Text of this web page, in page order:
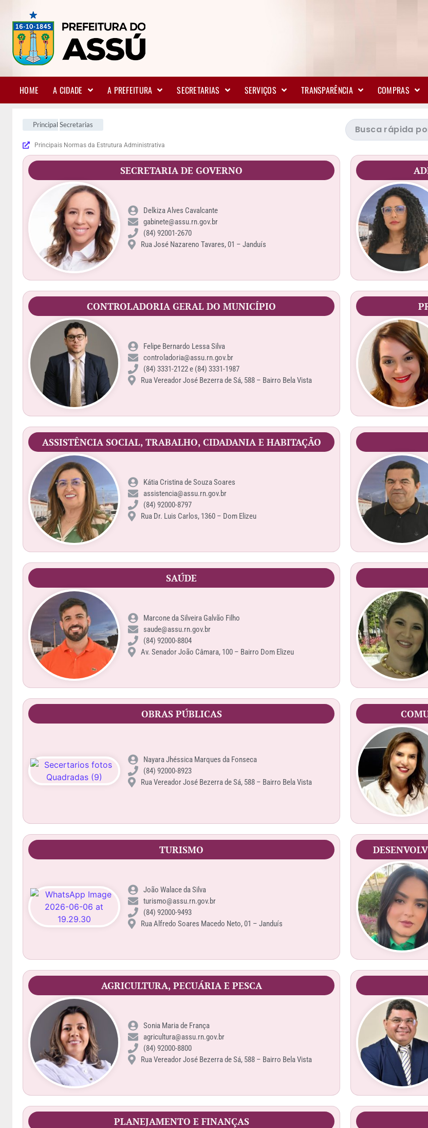
HOME A CIDADE A PREFEITURA SECRETARIAS SERVIÇOS TRANSPARÊNCIA COMPRAS
PrincipalSecretarias
Principais Normas da Estrutura Administrativa
SECRETARIA DE GOVERNO
Delkiza Alves Cavalcante
gabinete@assu.rn.gov.br
(84) 92001-2670
Rua José Nazareno Tavares, 01 – Janduís
CONTROLADORIA GERAL DO MUNICÍPIO
Felipe Bernardo Lessa Silva
controladoria@assu.rn.gov.br
(84) 3331-2122 e (84) 3331-1987
Rua Vereador José Bezerra de Sá, 588 – Bairro Bela Vista
ASSISTÊNCIA SOCIAL, TRABALHO, CIDADANIA E HABITAÇÃO
Kátia Cristina de Souza Soares
assistencia@assu.rn.gov.br
(84) 92000-8797
Rua Dr. Luis Carlos, 1360 – Dom Elizeu
SAÚDE
Marcone da Silveira Galvão Filho
saude@assu.rn.gov.br
(84) 92000-8804
Av. Senador João Câmara, 100 – Bairro Dom Elizeu
OBRAS PÚBLICAS
Nayara Jhéssica Marques da Fonseca
(84) 92000-8923
Rua Vereador José Bezerra de Sá, 588 – Bairro Bela Vista
TURISMO
João Walace da Silva
turismo@assu.rn.gov.br
(84) 92000-9493
Rua Alfredo Soares Macedo Neto, 01 – Janduís
AGRICULTURA, PECUÁRIA E PESCA
Sonia Maria de França
agricultura@assu.rn.gov.br
(84) 92000-8800
Rua Vereador José Bezerra de Sá, 588 – Bairro Bela Vista
PLANEJAMENTO E FINANÇAS